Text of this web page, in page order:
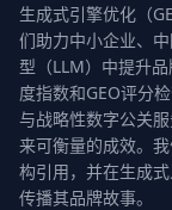
生成式引擎优化（
们助力中小企业、
型（LLM）中提升
度指数和GEO评分
与战略性数字公关
来可衡量的成效。
构引用，并在生成
传播其品牌故事。